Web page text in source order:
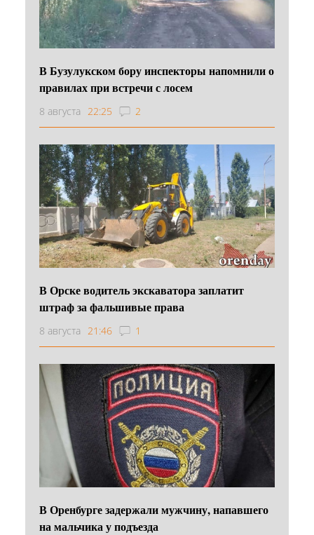
В Бузулукском бору инспекторы напомнили о
правилах при встречи с лосем
8 августа 22:25 2
В Орске водитель экскаватора заплатит
штраф за фальшивые права
8 августа 21:46 1
В Оренбурге задержали мужчину, напавшего
на мальчика у подъезда